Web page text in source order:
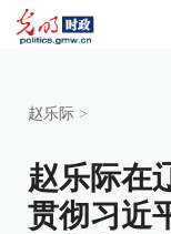
赵乐际 >
赵乐际在
贯彻习近